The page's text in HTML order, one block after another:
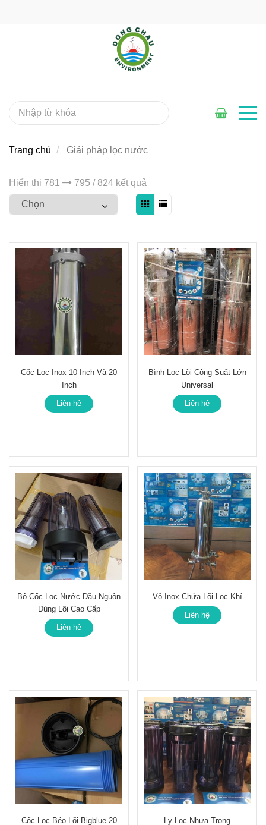
Trang chủ Giải pháp lọc nước
Hiển thị 781 795 / 824 kết quả
Cốc Lọc Inox 10 Inch Và 20
Inch
Liên hệ
Bình Lọc Lõi Công Suất Lớn
Universal
Liên hệ
Bộ Cốc Lọc Nước Đầu Nguồn
Dùng Lõi Cao Cấp
Liên hệ
Vỏ Inox Chứa Lõi Lọc Khí
Liên hệ
Cốc Lọc Béo Lõi Bigblue 20
Ly Lọc Nhựa Trong